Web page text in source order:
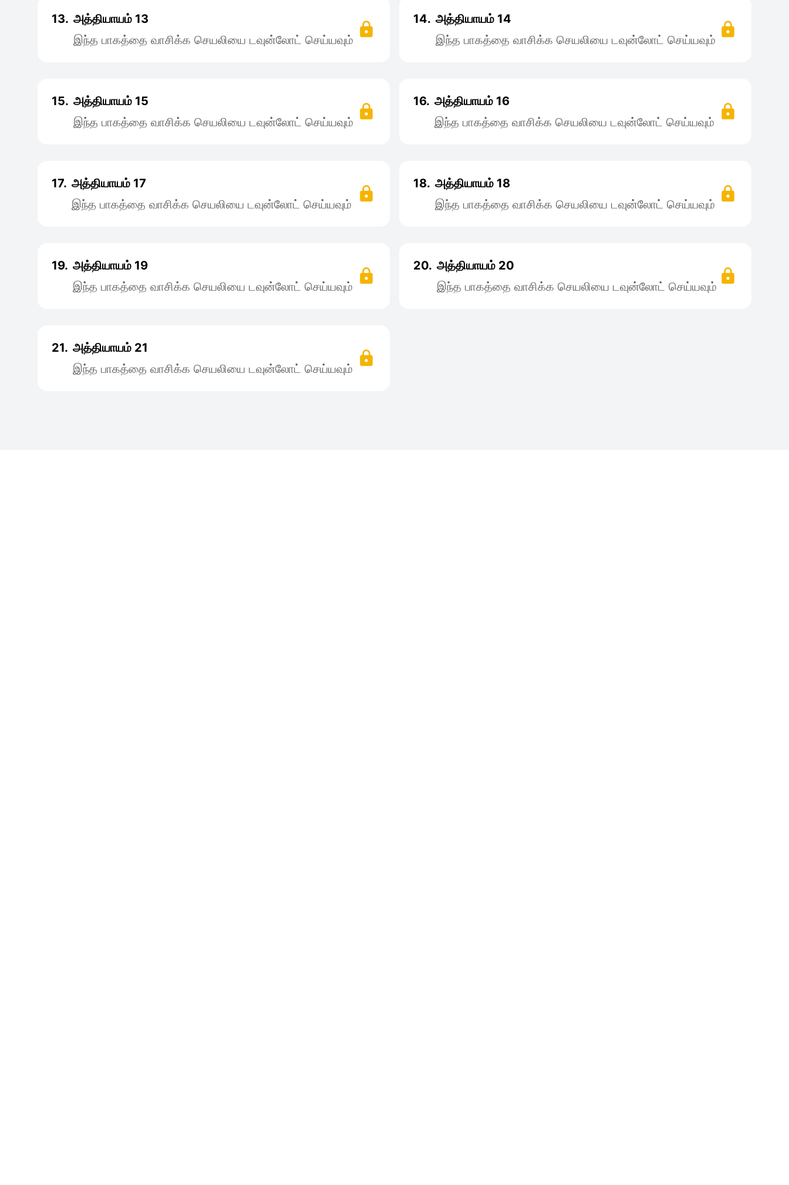
13. அத்தியாயம் 13
இந்த பாகத்தை வாசிக்க செயலியை டவுன்லோட் செய்யவும்
14. அத்தியாயம் 14
இந்த பாகத்தை வாசிக்க செயலியை டவுன்லோட் செய்யவும்
15. அத்தியாயம் 15
இந்த பாகத்தை வாசிக்க செயலியை டவுன்லோட் செய்யவும்
16. அத்தியாயம் 16
இந்த பாகத்தை வாசிக்க செயலியை டவுன்லோட் செய்யவும்
17. அத்தியாயம் 17
இந்த பாகத்தை வாசிக்க செயலியை டவுன்லோட் செய்யவும்
18. அத்தியாயம் 18
இந்த பாகத்தை வாசிக்க செயலியை டவுன்லோட் செய்யவும்
19. அத்தியாயம் 19
இந்த பாகத்தை வாசிக்க செயலியை டவுன்லோட் செய்யவும்
20. அத்தியாயம் 20
இந்த பாகத்தை வாசிக்க செயலியை டவுன்லோட் செய்யவும்
21. அத்தியாயம் 21
இந்த பாகத்தை வாசிக்க செயலியை டவுன்லோட் செய்யவும்